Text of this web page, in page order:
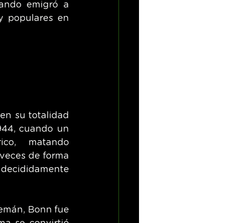
emigró a
populares en
su totalidad
cuando un
matando
de forma
Bonn fue